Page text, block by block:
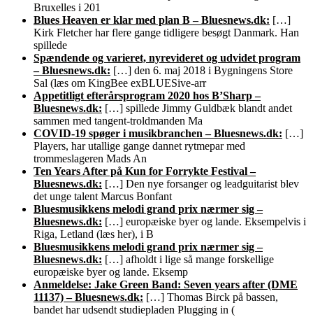
Bruxelles i 201
Blues Heaven er klar med plan B – Bluesnews.dk: […]
Kirk Fletcher har flere gange tidligere besøgt Danmark. Han
spillede
Spændende og varieret, nyrevideret og udvidet program
– Bluesnews.dk: […] den 6. maj 2018 i Bygningens Store
Sal (læs om KingBee exBLUESive-arr
Appetitligt efterårsprogram 2020 hos B’Sharp –
Bluesnews.dk: […] spillede Jimmy Guldbæk blandt andet
sammen med tangent-troldmanden Ma
COVID-19 spøger i musikbranchen – Bluesnews.dk: […]
Players, har utallige gange dannet rytmepar med
trommeslageren Mads An
Ten Years After på Kun for Forrykte Festival –
Bluesnews.dk: […] Den nye forsanger og leadguitarist blev
det unge talent Marcus Bonfant
Bluesmusikkens melodi grand prix nærmer sig –
Bluesnews.dk: […] europæiske byer og lande. Eksempelvis i
Riga, Letland (læs her), i B
Bluesmusikkens melodi grand prix nærmer sig –
Bluesnews.dk: […] afholdt i lige så mange forskellige
europæiske byer og lande. Eksemp
Anmeldelse: Jake Green Band: Seven years after (DME
11137) – Bluesnews.dk: […] Thomas Birck på bassen,
bandet har udsendt studiepladen Plugging in (